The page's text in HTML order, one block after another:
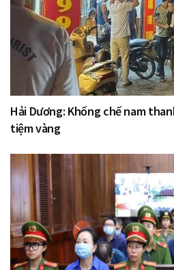
Hải Dương: Khống chế nam
tiệm vàng